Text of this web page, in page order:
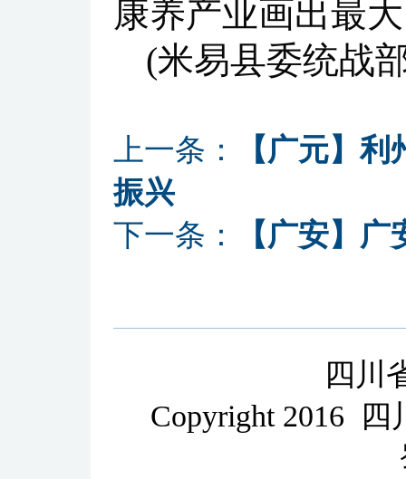
康养产业画出最
(米易县委统战
上一条：
【广元】
振兴
下一条：
【广安】
四川
Copyright 2016 四